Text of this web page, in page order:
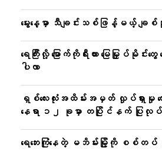
မွေးနေ့မှာ သီချင်းသစ်ဖြန့်မယ့် ချစ်
ရေကြီးလို့ မြောက်ကိုရီးယား မြေမြှုပ်မိုင်းတွေ
ပါလာ
ရှစ်လေးလုံးအထိမ်းအမှတ် လှုပ်ရှားမှု
နေရာ ၁၂ ခုမှာ တပြိုင်နက် ပြုလုပ်
ရေဘေးကြုံနေတဲ့ မဘိမ်းမြို့ကို စစ်တပ်